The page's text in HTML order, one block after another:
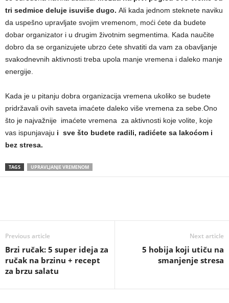
tri sedmice deluje isuviše dugo. Ali kada jednom steknete naviku
da uspešno upravljate svojim vremenom, moći ćete da budete
dobar organizator i u drugim životnim segmentima. Kada naučite
dobro da se organizujete ubrzo ćete shvatiti da vam za obavljanje
svakodnevnih aktivnosti treba upola manje vremena i daleko manje
energije.
Kada je u pitanju dobra organizacija vremena ukoliko se budete
pridržavali ovih saveta imaćete daleko više vremena za sebe.Ono
što je najvažnije imaćete vremena za aktivnosti koje volite, koje
vas ispunjavaju i sve što budete radili, radićete sa lakoćom i
bez stresa.
TAGS UPRAVLJANJE VREMENOM
Previous article
Brzi ručak: 5 super ideja za
ručak na brzinu + recept
za brzu salatu
Next article
5 hobija koji utiču na
smanjenje stresa